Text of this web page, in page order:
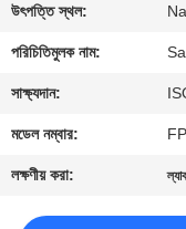
PRIVACY
POLICY
উৎপত্তি স্থল:
পরিচিতিমুলক নাম:
সাক্ষ্যদান:
মডেল নম্বার:
লক্ষণীয় করা: